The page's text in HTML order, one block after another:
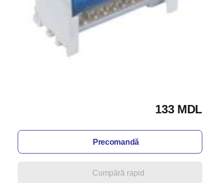
133 MDL
Precomandă
Cumpără rapid